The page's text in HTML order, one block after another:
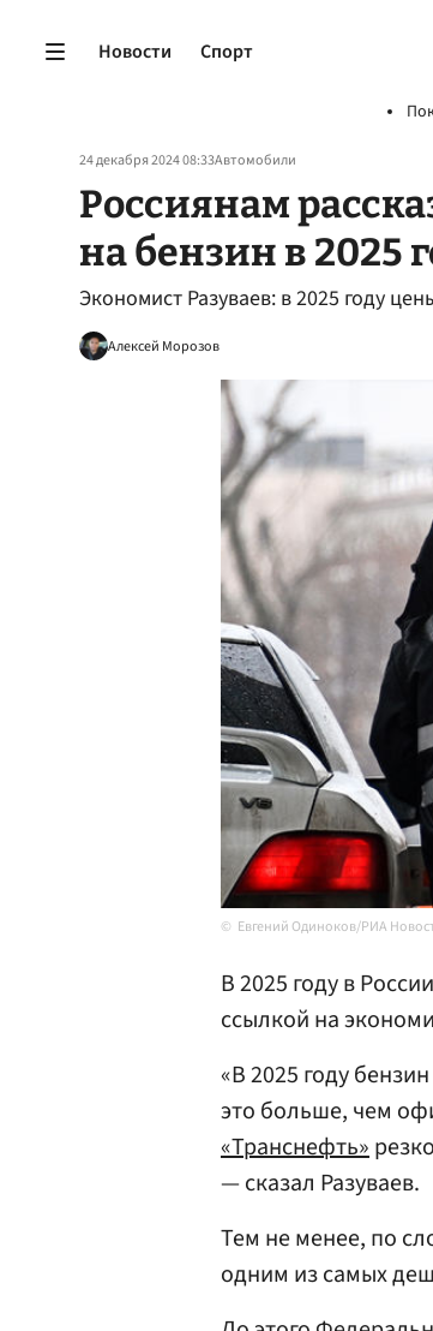
Новости Спорт
24 декабря 2024 08:33Автомобили
Россиянам
на бензин в 2025
Экономист Разуваев: в 2025 году
Алексей Морозов
Евгений Одиноков/РИА
В 2025 году в
ссылкой на
«В 2025 году
это больше, чем
«Транснефть»
— сказал Разуваев.
Тем не менее, по
одним из самых